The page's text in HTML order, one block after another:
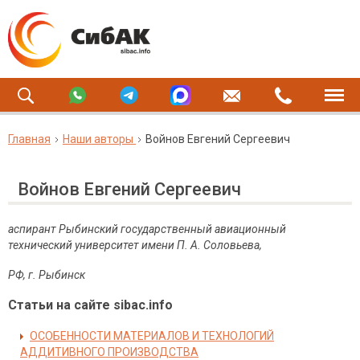
Главная Наши авторы Войнов Евгений Сергеевич
Войнов Евгений Сергеевич
аспирант Рыбинский государственный авиационный
технический университет имени П. А. Соловьева,
РФ, г. Рыбинск
Статьи на сайте sibac.info
ОСОБЕННОСТИ МАТЕРИАЛОВ И ТЕХНОЛОГИЙ
АДДИТИВНОГО ПРОИЗВОДСТВА